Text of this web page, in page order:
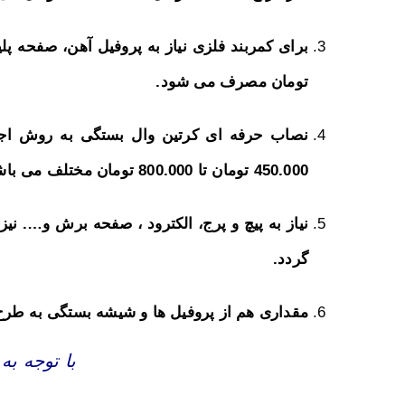
تومان مصرف می شود.
نصاب حرفه ای کرتین وال بستگی به روش
450.000 تومان تا 800.000 تومان مختلف می باشد.
گردد.
مقداری هم از پروفیل ها و شیشه بستگی به
با توجه